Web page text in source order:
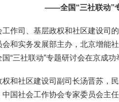
——全国“三社联动”
工作司、基层政权和社区建设司
会和实务发展部主办，北京增能
“三社联动”专题研讨会在京成功
权和社区建设司副司长汤晋苏，
中国社会工作协会专家委员会主